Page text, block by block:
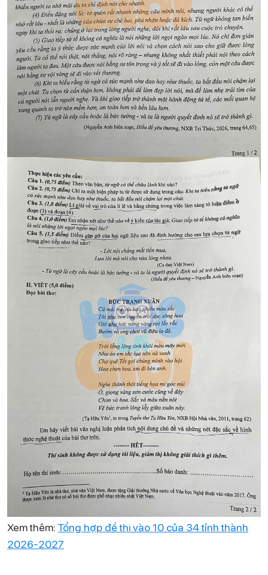
Xem thêm: Tổng hợp đề thi vào 10 của 34 tỉnh thành
2026-2027